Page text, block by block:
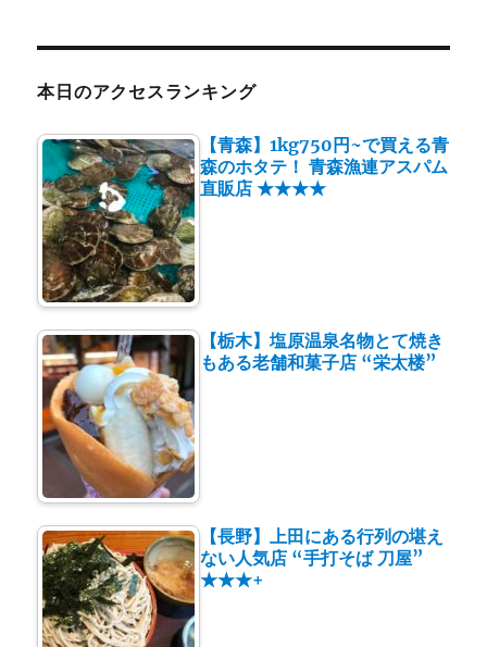
本日のアクセスランキング
【青森】1kg750円~で買える青
森のホタテ！ 青森漁連アスパム
直販店 ★★★★
【栃木】塩原温泉名物とて焼き
もある老舗和菓子店 “栄太楼”
【長野】上田にある行列の堪え
ない人気店 “手打そば 刀屋”
★★★+